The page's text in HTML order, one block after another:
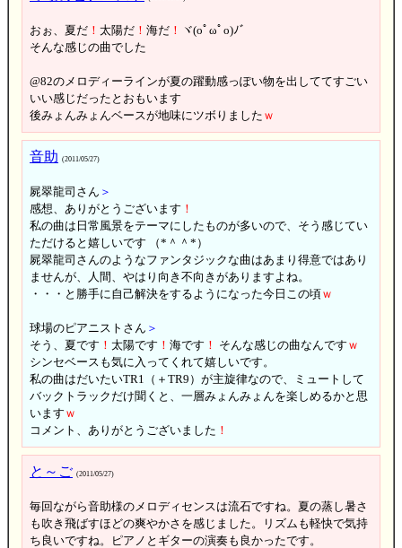
おぉ、夏だ ！ 太陽だ ！ 海だ ！
ヾ(oﾟωﾟo)ﾉ゛
そんな感じの曲でした
@82のメロディーラインが夏の躍動感っぽい物を出しててすごい
いい感じだったとおもいます
後みょんみょんベースが地味にツボりました ｗ
音助 (2011/05/27)
屍翠龍司さん ＞
感想、ありがとうございます ！
私の曲は日常風景をテーマにしたものが多いので、そう感じてい
ただけると嬉しいです （*＾＾*）
屍翠龍司さんのようなファンタジックな曲はあまり得意ではあり
ませんが、人間、やはり向き不向きがありますよね。
・・・と勝手に自己解決をするようになった今日この頃ｗ
球場のピアニストさん ＞
そう、夏です ！ 太陽です ！ 海です ！ そんな感じの曲なんです ｗ
シンセベースも気に入ってくれて嬉しいです。
私の曲はだいたいTR1（＋TR9）が主旋律なので、ミュートして
バックトラックだけ聞くと、一層みょんみょんを楽しめるかと思
います ｗ
コメント、ありがとうございました ！
と～ご (2011/05/27)
毎回ながら音助様のメロディセンスは流石ですね。夏の蒸し暑さ
も吹き飛ばすほどの爽やかさを感じました。リズムも軽快で気持
ち良いですね。ピアノとギターの演奏も良かったです。